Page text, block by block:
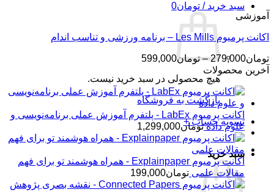
سبد خرید / تومان0
هیچ محصولی در سبد خرید نیست.
بازگشت به فروشگاه
تسویه حساب +
سبد خرید
آموزشی
اکانت پرمیوم Les Mills – برنامه ورزشی و تناسب اندام
تومان279,000
– تومان599,000
تومان279,000
تا
تومان599,000
آخرین محصولات
اکانت پرمیوم LabEx - پلتفرم آموزش عملی برنامه‌نویسی و
علوم داده تومان1,299,000
اکانت پرمیوم Explainpaper - همراه هوشمند تو برای فهم
مقالات علمی تومان199,000